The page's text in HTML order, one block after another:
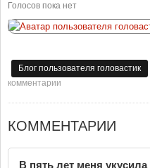
Голосов пока нет
Блог пользователя головастик
комментарии
КОММЕНТАРИИ
В пять лет меня укусила